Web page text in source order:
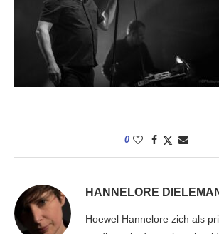
0
HANNELORE
Hoewel Hannelore zich als